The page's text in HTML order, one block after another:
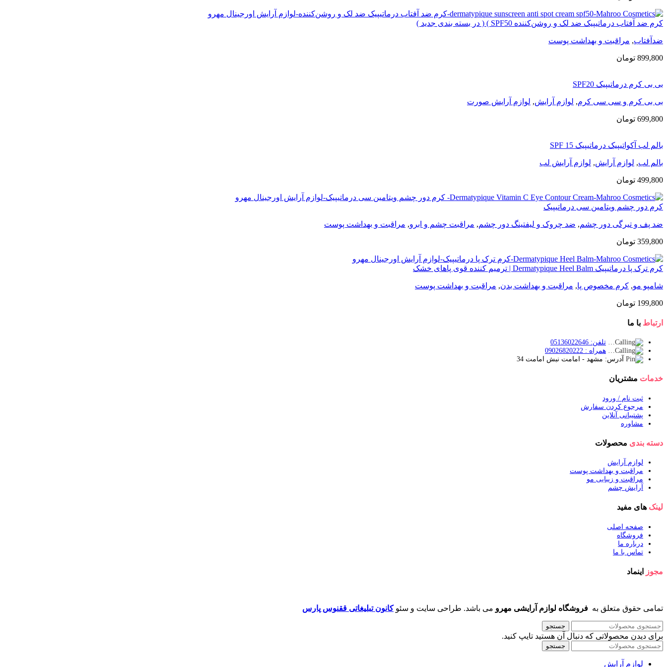
کرم ضد آفتاب درماتیپیک ضد لک و روشن‌کننده SPF50 ) ( در بسته بندی جدید )
ضدآفتاب, مراقبت و بهداشت پوست
899,800 تومان
بی بی کرم درماتیپیک SPF20
بی بی کرم و سی سی کرم, لوازم آرایش, لوازم آرایش صورت
699,800 تومان
بالم لب آکواتیپیک درماتیپیک SPF 15
بالم لب, لوازم آرایش, لوازم آرایش لب
499,800 تومان
کرم دور چشم ویتامین سی درماتیپیک
ضد پف و تیرگی دور چشم, ضد چروک و لیفتینگ دور چشم, مراقبت چشم و ابرو, مراقبت و بهداشت پوست
359,800 تومان
کرم ترک پا درماتیپیک Dermatypique Heel Balm | ترمیم کننده قوی پاهای خشک
شامپو مو, کرم مخصوص پا, مراقبت و بهداشت بدن, مراقبت و بهداشت پوست
199,800 تومان
ارتباط با ما
تلفن: 05136022646
همراه : 09026820222
آدرس: مشهد - امامت نبش امامت 34
خدمات مشتریان
ثبت نام / ورود
مرجوع کردن سفارش
پشتیبانی آنلاین
مشاوره
دسته بندی محصولات
لوازم آرایش
مراقبت و بهداشت پوست
مراقبت و زیبایی مو
آرایش چشم
لینک های مفید
صفحه اصلی
فروشگاه
درباره ما
تماس با ما
مجوز اینماد
تمامی حقوق متعلق به فروشگاه لوازم آرایشی مهرو می باشد. طراحی سایت و سئوکانون تبلیغاتی ققنوس پارس
جستجو
برای دیدن محصولاتی که دنبال آن هستید تایپ کنید.
جستجو
لوازم آرایش